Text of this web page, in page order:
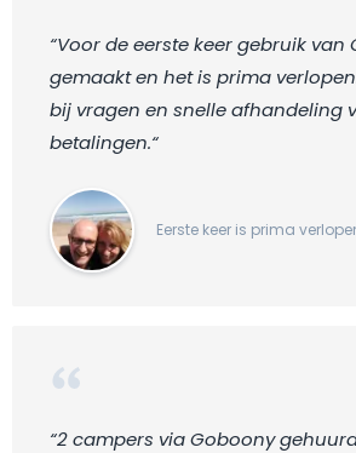
“Voor de eerste keer gebruik van
gemaakt en het is prima
bij vragen en snelle afhandeling
betalingen.“
Eerste keer is prima
“2 campers via Goboony